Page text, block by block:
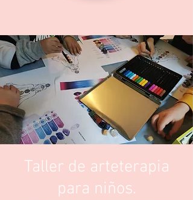
Taller de arteterapia
para niños.